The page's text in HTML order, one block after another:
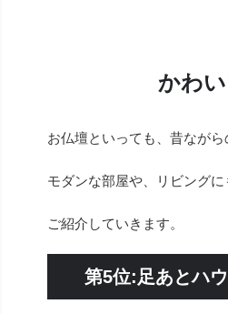
かわ
お仏壇といっても、昔ながら
モダンな部屋や、リビング
ご紹介していきます。
第5位:足あとハ